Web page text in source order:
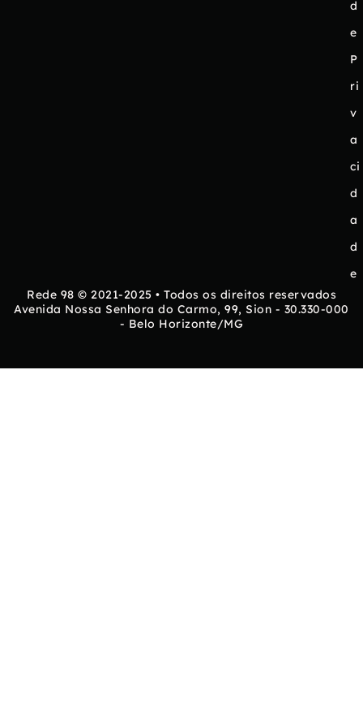
d
e
P
ri
v
a
ci
d
a
d
e
Rede 98 © 2021-2025 • Todos os direitos reservados
Avenida Nossa Senhora do Carmo, 99, Sion - 30.330-000
- Belo Horizonte/MG